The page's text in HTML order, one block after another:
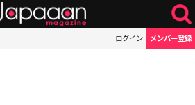
ログイン メンバー登録